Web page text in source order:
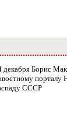
декабря Борис
СССР